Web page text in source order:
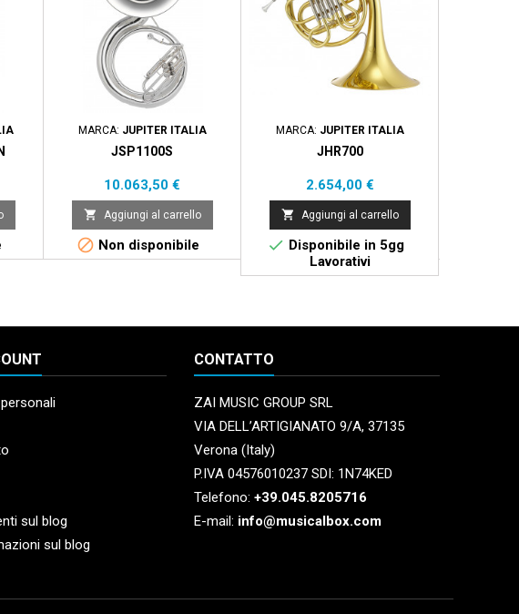
MARCA: JUPITER ITALIA
JSP1100S
Prezzo
10.063,50 €
 Aggiungi al carrello
 Non disponibile
MARCA: JUPITER ITALIA
JHR700
Prezzo
2.654,00 €
 Aggiungi al carrello
 Disponibile in 5gg
Lavorativi
sul blog
sul blog
CONTATTO
ZAI MUSIC GROUP SRL
VIA DELL’ARTIGIANATO 9/A, 37135
Verona (Italy)
P.IVA 04576010237 SDI: 1N74KED
Telefono: +39.045.8205716
E-mail: info@musicalbox.com